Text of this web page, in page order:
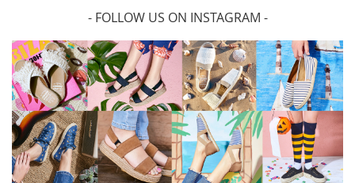
- FOLLOW US ON INSTAGRAM -